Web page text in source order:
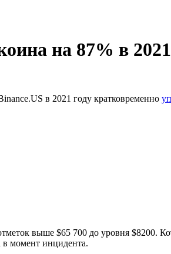
на 87% в
в 2021 году кратковременно
выше $65 700 до уровня $8200.
момент инцидента.